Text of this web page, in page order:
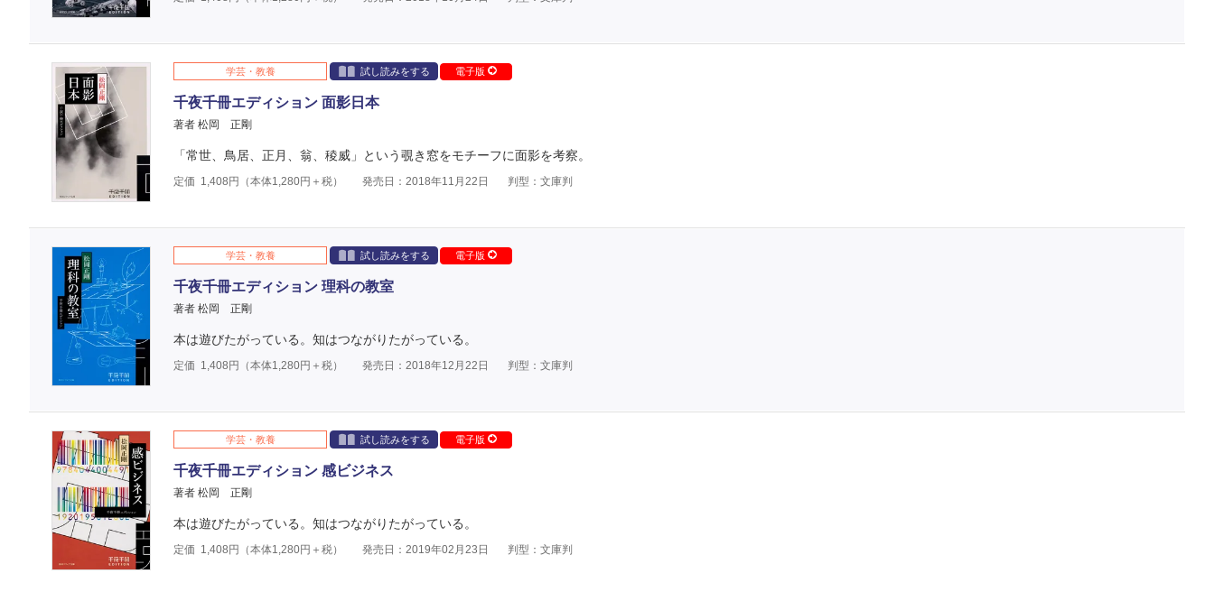
学芸・教養 試し読みをする 電子版
千夜千冊エディション 面影日本
著者 松岡 正剛
「常世、鳥居、正月、翁、稜威」という覗き窓をモチーフに面影を考察。
定価 1,408 円（本体1,280円＋税） 発売日：2018年11月22日 判型：文庫判
学芸・教養 試し読みをする 電子版
千夜千冊エディション 理科の教室
著者 松岡 正剛
本は遊びたがっている。知はつながりたがっている。
定価 1,408 円（本体1,280円＋税） 発売日：2018年12月22日 判型：文庫判
学芸・教養 試し読みをする 電子版
千夜千冊エディション 感ビジネス
著者 松岡 正剛
本は遊びたがっている。知はつながりたがっている。
定価 1,408 円（本体1,280円＋税） 発売日：2019年02月23日 判型：文庫判